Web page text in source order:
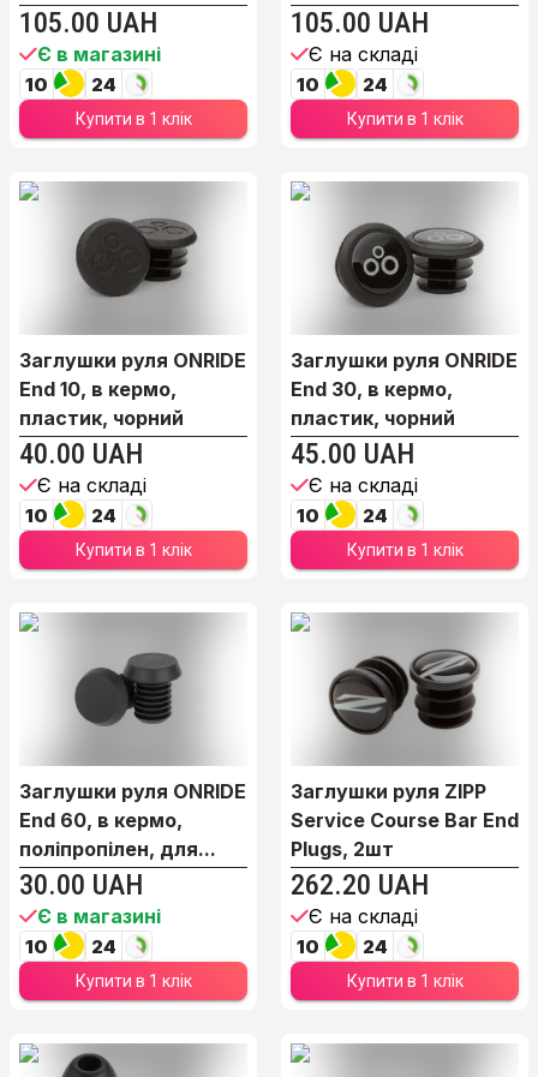
105.00 UAH
Є в магазині
10 24
Купити в 1 клік
105.00 UAH
Є на складі
10 24
Купити в 1 клік
Заглушки руля ONRIDE
End 10, в кермо,
пластик, чорний
40.00 UAH
Є на складі
10 24
Купити в 1 клік
Заглушки руля ONRIDE
End 30, в кермо,
пластик, чорний
45.00 UAH
Є на складі
10 24
Купити в 1 клік
Заглушки руля ONRIDE
End 60, в кермо,
поліпропілен, для...
30.00 UAH
Є в магазині
10 24
Купити в 1 клік
Заглушки руля ZIPP
Service Course Bar End
Plugs, 2шт
262.20 UAH
Є на складі
10 24
Купити в 1 клік